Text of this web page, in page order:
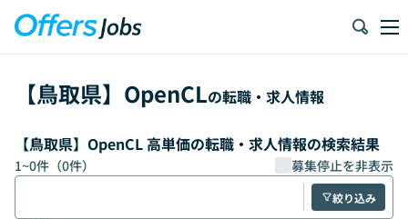
【鳥取県】 OpenCLの転職・求人情報
【鳥取県】OpenCL 高単価の転職・求人情報の検索結果
1~0件（0件） 募集停止を非表示
絞り込み